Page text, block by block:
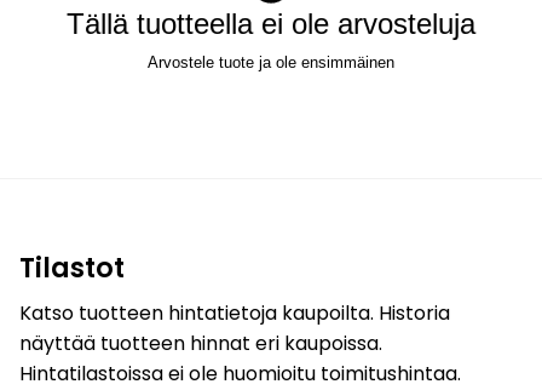
Tällä tuotteella ei ole arvosteluja
Arvostele tuote ja ole ensimmäinen
Tilastot
Katso tuotteen hintatietoja kaupoilta. Historia
näyttää tuotteen hinnat eri kaupoissa.
Hintatilastoissa ei ole huomioitu toimitushintaa.